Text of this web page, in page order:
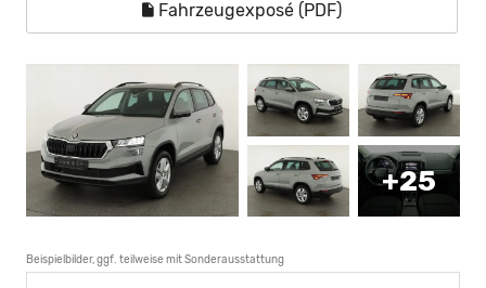
Fahrzeugexposé (PDF)
+25
Beispielbilder, ggf. teilweise mit Sonderausstattung